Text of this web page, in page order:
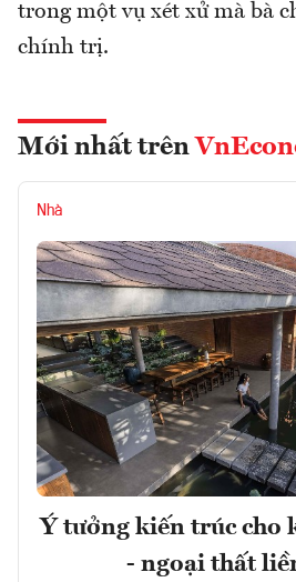
trong một vụ xét xử mà bà
chính trị.
Mới nhất trên
Nhà
Ý tưởng kiến trúc cho
- ngoại thất